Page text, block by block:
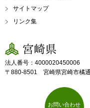
サイトマップ
リンク集
宮崎県
法人番号：4000020450006
〒880-8501 宮崎県宮崎市橘
お問い合わせ